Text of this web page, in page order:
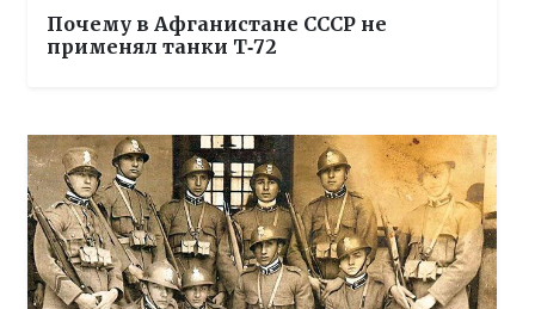
Почему в Афганистане СССР не
применял танки Т‑72